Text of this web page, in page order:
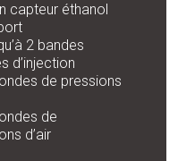
capteur éthanol
2 bandes
d’injection
de pressions
de
d’air